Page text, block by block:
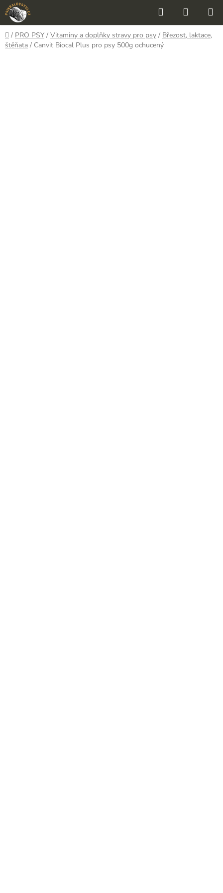
Přejít
na
obsah
Hledat
KOŠÍK
Domů
/ PRO PSY / Vitaminy a doplňky stravy pro psy / Březost, laktace,
štěňata / Canvit Biocal Plus pro psy 500g ochucený